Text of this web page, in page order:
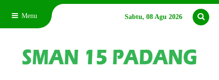
Menu Sabtu, 08 Agu 2026